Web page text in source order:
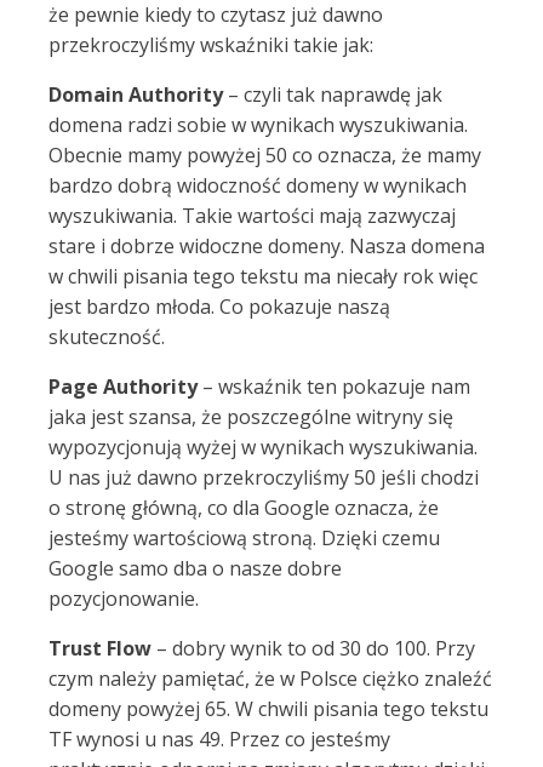
że pewnie kiedy to czytasz już dawno
przekroczyliśmy wskaźniki takie jak:
Domain Authority– czyli tak naprawdę jak
domena radzi sobie w wynikach wyszukiwania.
Obecnie mamy powyżej 50 co oznacza, że mamy
bardzo dobrą widoczność domeny w wynikach
wyszukiwania. Takie wartości mają zazwyczaj
stare i dobrze widoczne domeny. Nasza domena
w chwili pisania tego tekstu ma niecały rok więc
jest bardzo młoda. Co pokazuje naszą
skuteczność.
Page Authority– wskaźnik ten pokazuje nam
jaka jest szansa, że poszczególne witryny się
wypozycjonują wyżej w wynikach wyszukiwania.
U nas już dawno przekroczyliśmy 50 jeśli chodzi
o stronę główną, co dla Google oznacza, że
jesteśmy wartościową stroną. Dzięki czemu
Google samo dba o nasze dobre
pozycjonowanie.
Trust Flow – dobry wynik to od 30 do 100. Przy
czym należy pamiętać, że w Polsce ciężko znaleźć
domeny powyżej 65. W chwili pisania tego tekstu
TF wynosi u nas 49. Przez co jesteśmy